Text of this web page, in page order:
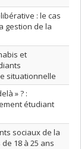
: le cas
gestion de la
et
situationnelle
» ? :
étudiant
sociaux de la
18 à 25 ans